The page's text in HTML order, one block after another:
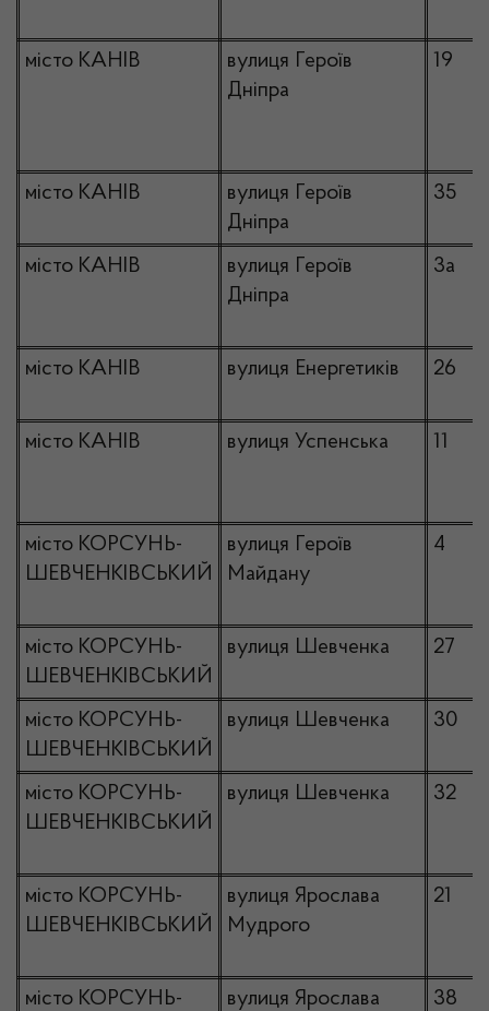
місто КАНІВ
вулиця Героїв
Дніпра
19
місто КАНІВ
вулиця Героїв
Дніпра
35
місто КАНІВ
вулиця Героїв
Дніпра
3а
місто КАНІВ вулиця Енергетиків 26
місто КАНІВ вулиця Успенська 11
місто КОРСУНЬ-
ШЕВЧЕНКІВСЬКИЙ
вулиця Героїв
Майдану
4
місто КОРСУНЬ-
ШЕВЧЕНКІВСЬКИЙ
вулиця Шевченка 27
місто КОРСУНЬ-
ШЕВЧЕНКІВСЬКИЙ
вулиця Шевченка 30
місто КОРСУНЬ-
ШЕВЧЕНКІВСЬКИЙ
вулиця Шевченка 32
місто КОРСУНЬ-
ШЕВЧЕНКІВСЬКИЙ
вулиця Ярослава
Мудрого
21
місто КОРСУНЬ-
вулиця Ярослава
38